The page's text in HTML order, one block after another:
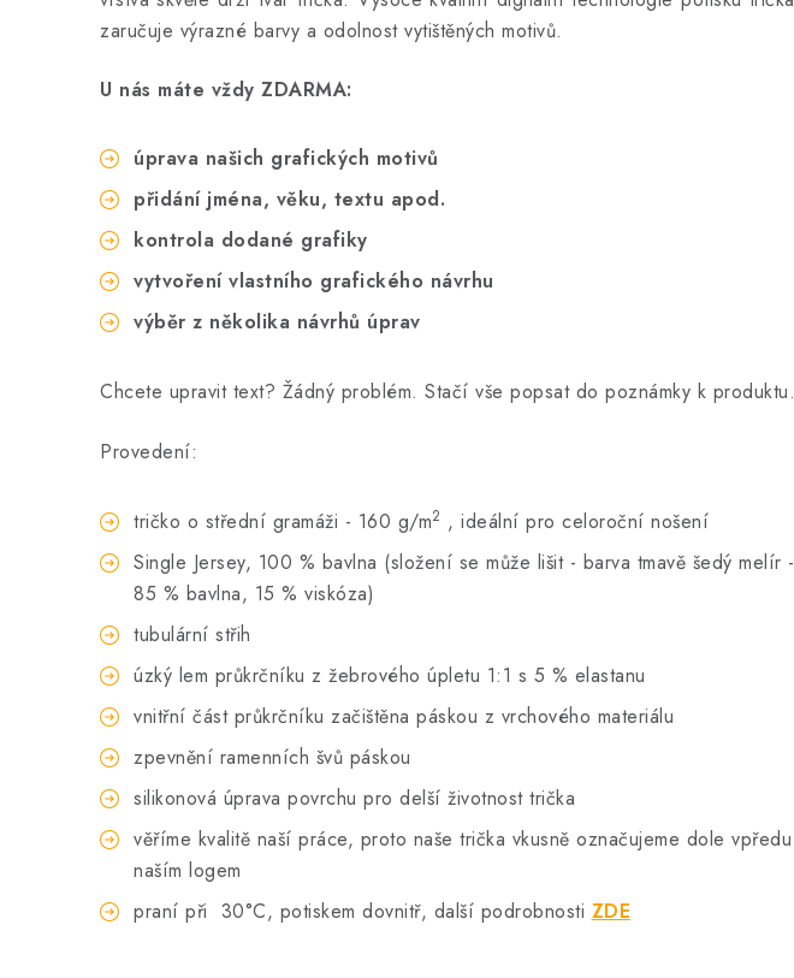
zaručuje výrazné barvy a odolnost vytištěných motivů.
U nás máte vždy ZDARMA:
úprava našich grafických motivů
přidání jména, věku, textu apod.
kontrola dodané grafiky
vytvoření vlastního grafického návrhu
výběr z několika návrhů úprav
Chcete upravit text? Žádný problém. Stačí vše popsat do poznámky k produktu.
Provedení:
tričko o střední gramáži - 160 g/m2 , ideální pro celoroční nošení
Single Jersey, 100 % bavlna (složení se může lišit - barva tmavě šedý melír -
85 % bavlna, 15 % viskóza)
tubulární střih
úzký lem průkrčníku z žebrového úpletu 1:1 s 5 % elastanu
vnitřní část průkrčníku začištěna páskou z vrchového materiálu
zpevnění ramenních švů páskou
silikonová úprava povrchu pro delší životnost trička
věříme kvalitě naší práce, proto naše trička vkusně označujeme dole vpředu
naším logem
praní při 30°C, potiskem dovnitř, další podrobnosti ZDE